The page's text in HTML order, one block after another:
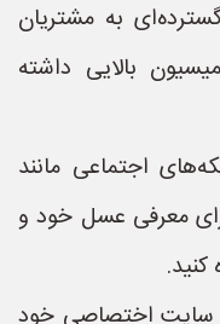
به مشتریان
بالایی داشته
اجتماعی مانند
معرفی عسل خود و
اختصاصی خود